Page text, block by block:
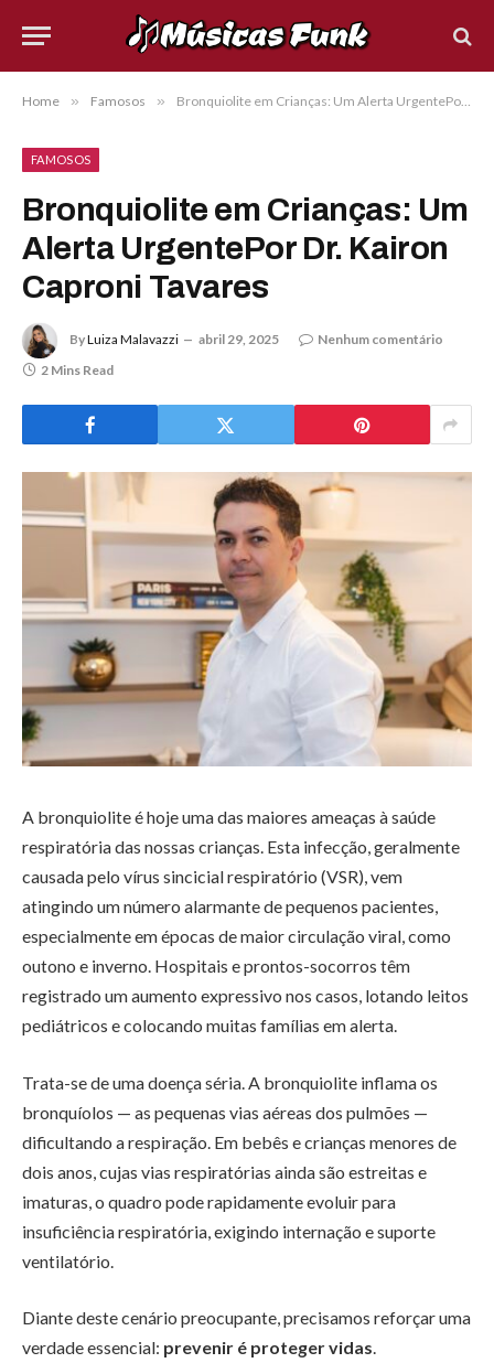
Home » Famosos » Bronquiolite em Crianças: Um Alerta UrgentePor Dr. Kairon Caproni Tavares
FAMOSOS
Bronquiolite em Crianças: Um
Alerta UrgentePor Dr. Kairon
Caproni Tavares
ByLuiza Malavazzi abril 29, 2025
Nenhum comentário
2 Mins Read
A bronquiolite é hoje uma das maiores ameaças à saúde
respiratória das nossas crianças. Esta infecção, geralmente
causada pelo vírus sincicial respiratório (VSR), vem
atingindo um número alarmante de pequenos pacientes,
especialmente em épocas de maior circulação viral, como
outono e inverno. Hospitais e prontos-socorros têm
registrado um aumento expressivo nos casos, lotando leitos
pediátricos e colocando muitas famílias em alerta.
Trata-se de uma doença séria. A bronquiolite inflama os
bronquíolos — as pequenas vias aéreas dos pulmões —
dificultando a respiração. Em bebês e crianças menores de
dois anos, cujas vias respiratórias ainda são estreitas e
imaturas, o quadro pode rapidamente evoluir para
insuficiência respiratória, exigindo internação e suporte
ventilatório.
Diante deste cenário preocupante, precisamos reforçar uma
verdade essencial: prevenir é proteger vidas.